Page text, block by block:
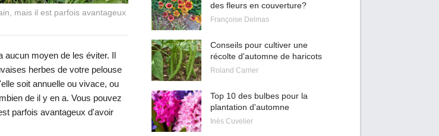
mais il est parfois avantageux
aucun moyen de les éviter. Il
herbes de votre pelouse
soit annuelle ou vivace, ou
de il y en a. Vous pouvez
parfois avantageux d'avoir
des fleurs en couverture?
Françoise Delmas
Conseils pour cultiver une
récolte d'automne de haricots
Roland Carrier
Top 10 des bulbes pour la
plantation d'automne
Inès Cuvelier